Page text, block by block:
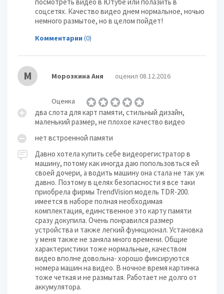
соцсетях. Качество видео днем нормальное, ночью
немного размытое, но в целом пойдет!
Комментарии (0)
М Морозкина Аня оценил 08.12.2016
Оценка
два слота для карт памяти, стильный дизайн,
маленький размер, не плохое качество видео
нет встроенной памяти
Давно хотела купить себе видеорегистратор в
машину, потому как иногда даю попользовться ей
своей дочери, а водить машину она стала не так уж
давно. Поэтому в целях безопасности я все таки
приобрела фирмы TrendVision модель TDR-200.
имеется в наборе полная необходимая
комплектация, единственное это карту памяти
сразу докупила. Очень понравился размер
устройства и также легкий функционал. Установка
у меня также не заняла много времени. Общие
характеристики тоже нормальные, качеством
видео вполне довольна- хорошо фиксируются
номера машин на видео. В ночное время картинка
тоже четкая и не размытая. Работает не долго от
аккумулятора.